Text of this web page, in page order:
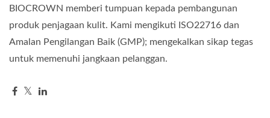
BIOCROWN memberi tumpuan kepada pembangunan
produk penjagaan kulit. Kami mengikuti ISO22716 dan
Amalan Pengilangan Baik (GMP); mengekalkan sikap tegas
untuk memenuhi jangkaan pelanggan.